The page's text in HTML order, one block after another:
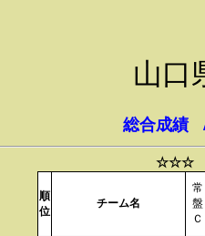
山口
総合成績
☆☆☆
順
位
チーム名
常
盤
Ｃ